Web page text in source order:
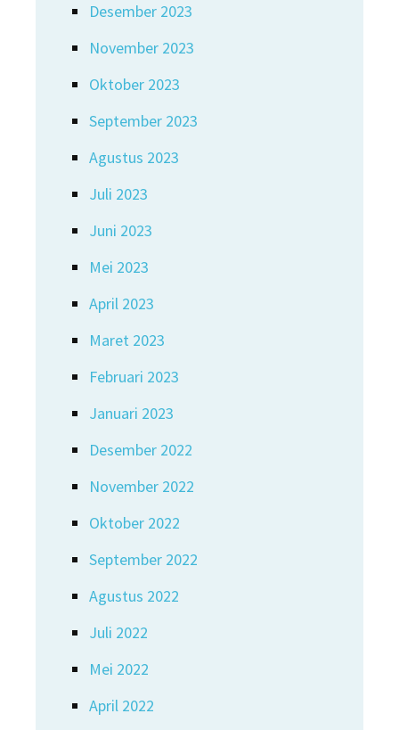
Desember 2023
November 2023
Oktober 2023
September 2023
Agustus 2023
Juli 2023
Juni 2023
Mei 2023
April 2023
Maret 2023
Februari 2023
Januari 2023
Desember 2022
November 2022
Oktober 2022
September 2022
Agustus 2022
Juli 2022
Mei 2022
April 2022